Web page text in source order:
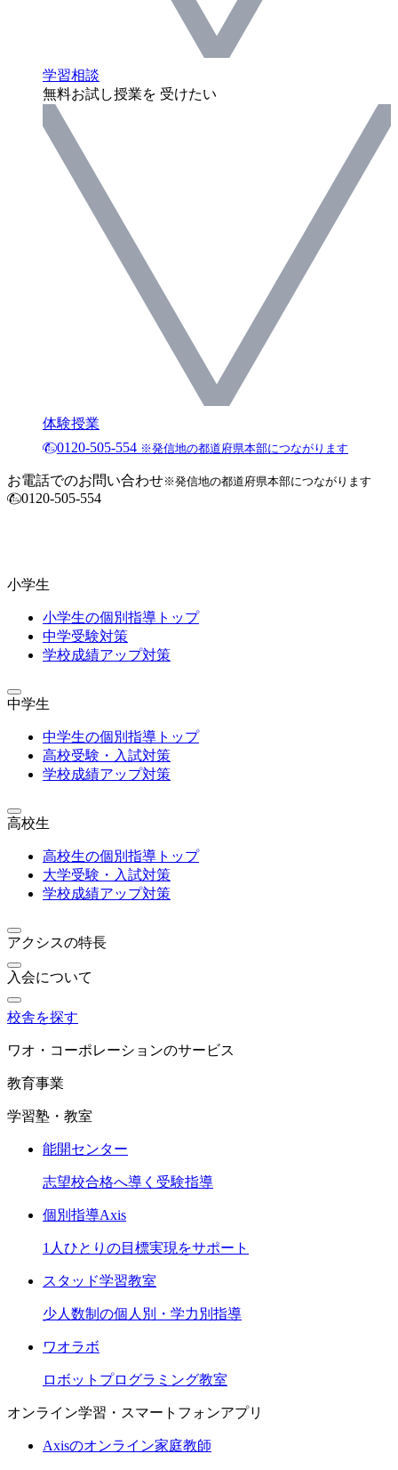
学習相談
無料お試し授業を 受けたい
体験授業
0120-505-554 ※発信地の都道府県本部につながります
お電話でのお問い合わせ※発信地の都道府県本部につながります
0120-505-554
小学生
小学生の個別指導トップ
中学受験対策
学校成績アップ対策
中学生
中学生の個別指導トップ
高校受験・入試対策
学校成績アップ対策
高校生
高校生の個別指導トップ
大学受験・入試対策
学校成績アップ対策
アクシスの特長
入会について
校舎を探す
ワオ・コーポレーションのサービス
教育事業
学習塾・教室
能開センター
志望校合格へ導く受験指導
個別指導Axis
1人ひとりの目標実現をサポート
スタッド学習教室
少人数制の個人別・学力別指導
ワオラボ
ロボットプログラミング教室
オンライン学習・スマートフォンアプリ
Axisのオンライン家庭教師